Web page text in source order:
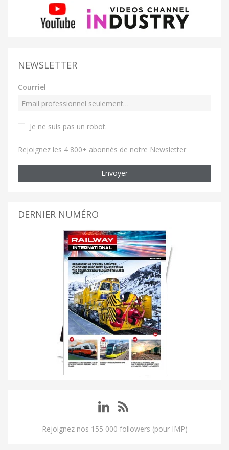
NEWSLETTER
Courriel
Je ne suis pas un robot.
Rejoignez les 4 800+ abonnés de notre Newsletter
Envoyer
DERNIER NUMÉRO
Rejoignez nos 155 000 followers (pour IMP)